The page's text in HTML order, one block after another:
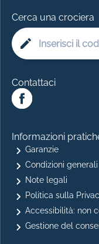
Cerca una crociera
Contattaci
Informazioni
Garanzie
Condizioni
Note legali
Politica sulla
Accessibilità: non
Gestione del